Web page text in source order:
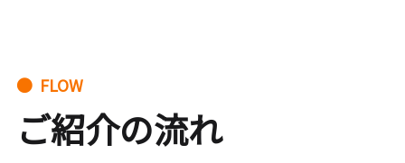
● FLOW
ご紹介の流れ